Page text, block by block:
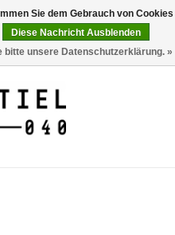
0 Artikel - €0,00
Sie dem Gebrauch von Cookies
Diese Nachricht Ausblenden
bitte unsere Datenschutzerklärung. »